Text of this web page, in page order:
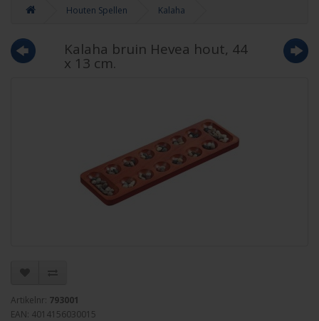
Houten Spellen Kalaha
Kalaha bruin Hevea hout, 44
x 13 cm.
Artikelnr: 793001
EAN: 4014156030015